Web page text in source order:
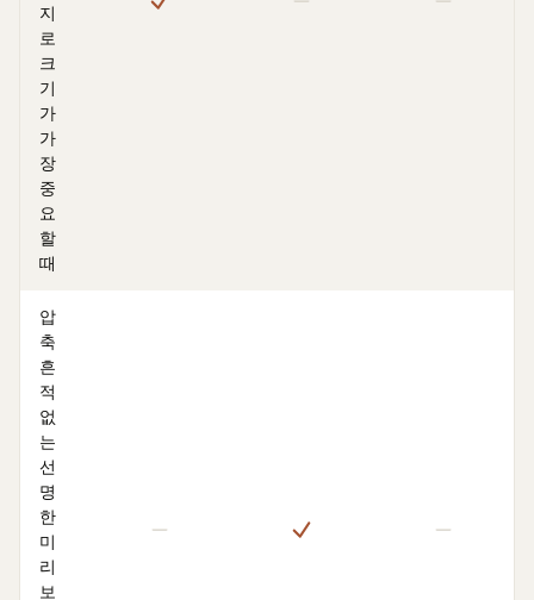
지
로
크
기
가
가
장
중
요
할
때
압
축
흔
적
없
는
선
명
한
미
리
보